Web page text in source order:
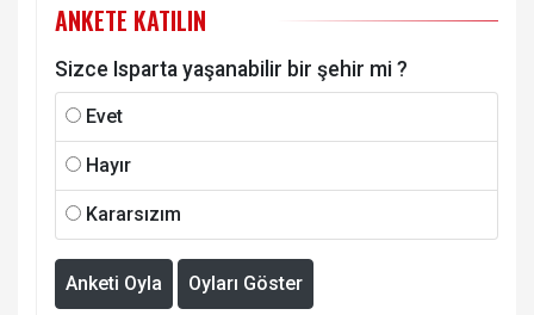
ANKETE KATILIN
Sizce Isparta yaşanabilir bir şehir mi ?
Evet
Hayır
Kararsızım
Anketi Oyla Oyları Göster